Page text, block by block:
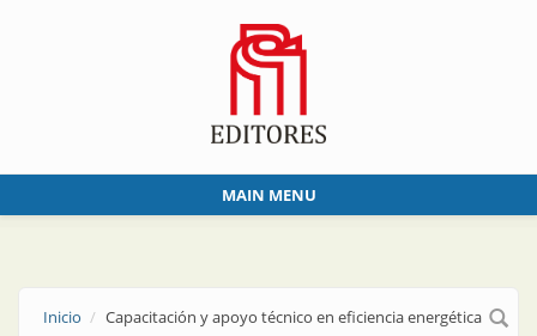
MAIN MENU
Inicio Capacitación y apoyo técnico en eficiencia energética